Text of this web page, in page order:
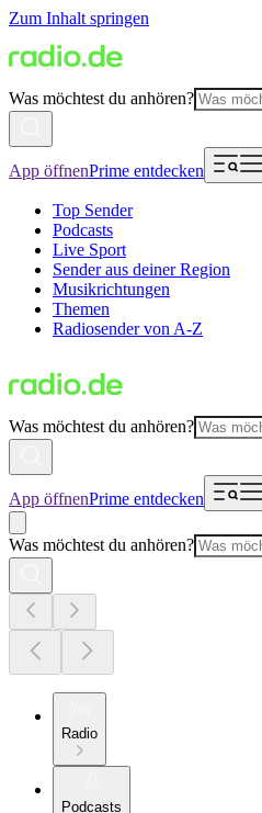
Zum Inhalt springen
Was möchtest du anhören?
App öffnenPrime entdecken
Top Sender
Podcasts
Live Sport
Sender aus deiner Region
Musikrichtungen
Themen
Radiosender von A-Z
Was möchtest du anhören?
App öffnenPrime entdecken
Was möchtest du anhören?
Radio
Podcasts